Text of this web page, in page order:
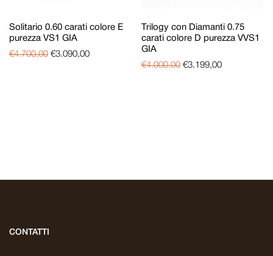
Solitario 0.60 carati colore E
purezza VS1 GIA
€4.700,00 €3.090,00
Trilogy con Diamanti 0.75
carati colore D purezza VVS1
GIA
€4.000,00 €3.199,00
CONTATTI